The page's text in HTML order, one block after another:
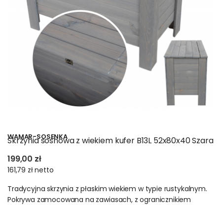
sprawiają, że skrzynia i regał drewniany są inwestycją na lata.
Wszystkie meble
drewniane ze sklepu
polskie regały posiadają
certyfikat FSC
Oferta obejmuje regały drewniane, skrzynie i kufry, które nie
tylko zdobią wnętrza, ale także spełniają wymogi ekologiczne.
WAMAR-SOSENKA
Skrzynia sosnowa z wiekiem kufer B13L 52x80x40 Szara
199,00 zł
161,79 złnetto
Tradycyjna skrzynia z płaskim wiekiem w typie rustykalnym.
Pokrywa zamocowana na zawiasach, z ogranicznikiem